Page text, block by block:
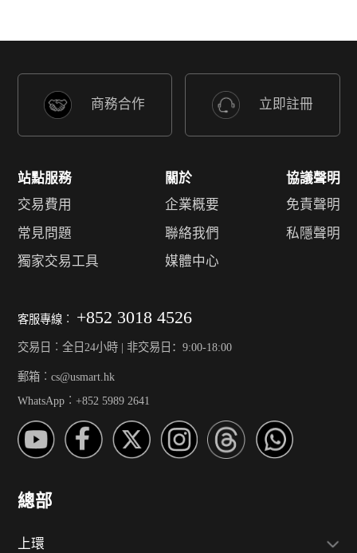
商務合作 立即註冊
站點服務
交易費用
常見問題
獨家交易工具
關於
企業概要
聯絡我們
媒體中心
協議聲明
免責聲明
私隱聲明
客服專線︰ +852 3018 4526
交易日︰全日24小時 | 非交易日：9:00-18:00
郵箱︰cs@usmart.hk
WhatsApp︰+852 5989 2641
總部
上環